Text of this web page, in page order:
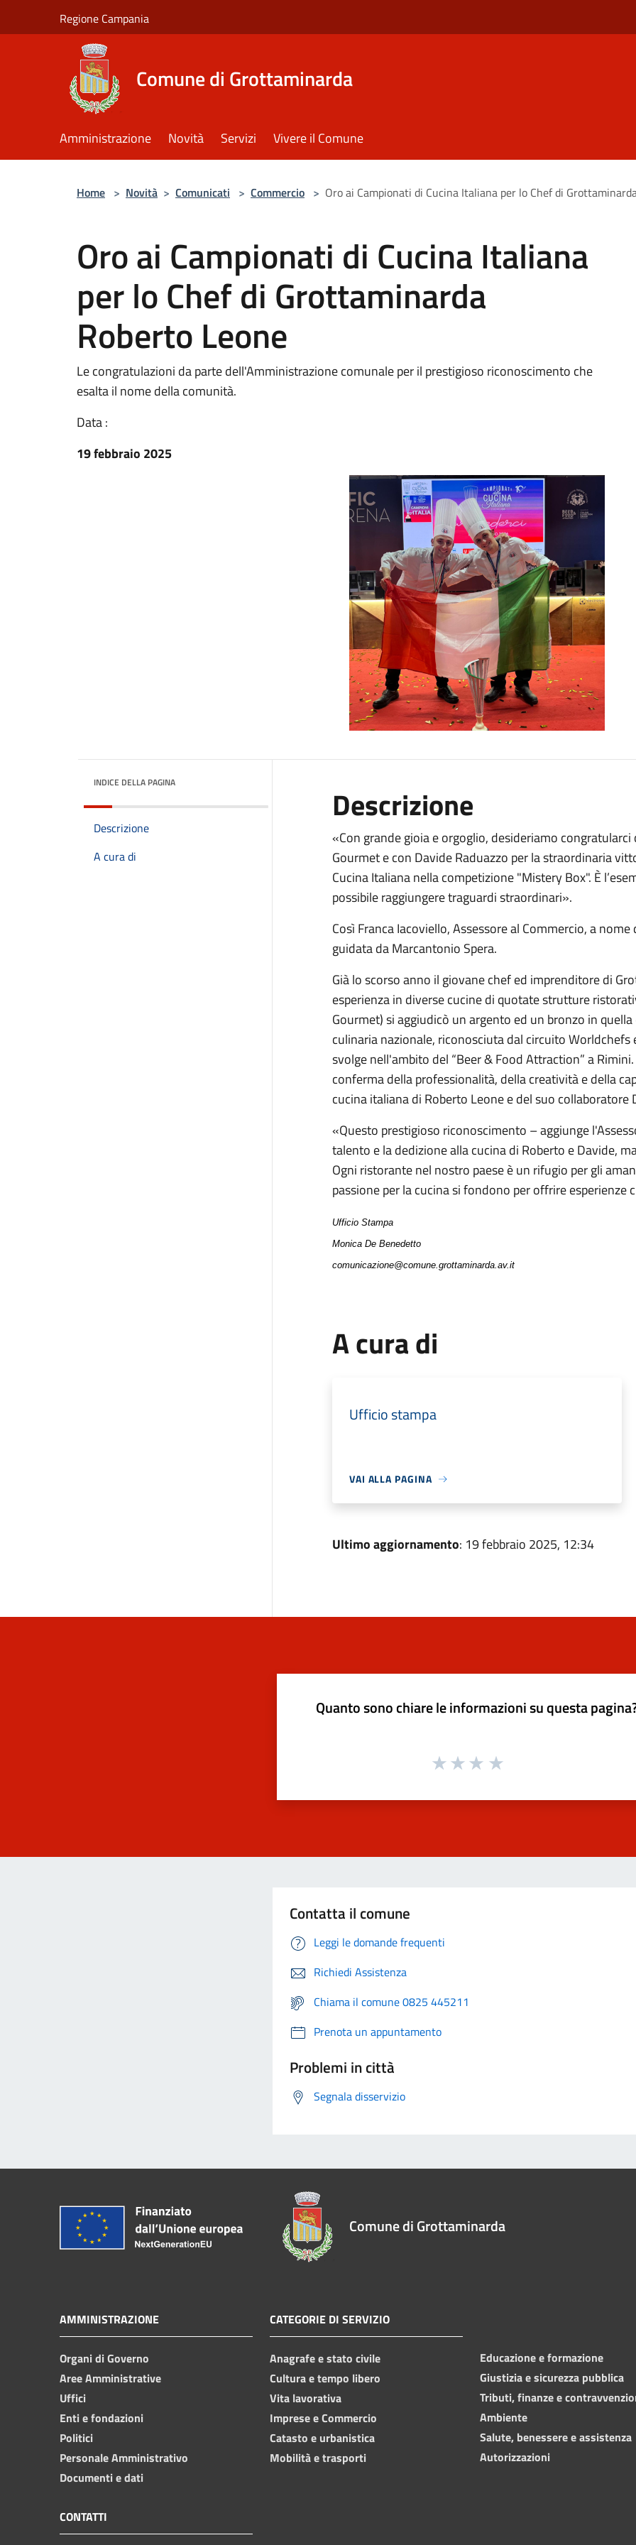
Regione Campania
Comune di Grottaminarda
Amministrazione Novità Servizi Vivere il Comune
Home > Novità > Comunicati > Commercio > Oro ai Campionati di Cucina Italiana per lo Chef di
Oro ai Campionati di Cucina Italiana
per lo Chef di Grottaminarda
Roberto Leone
Le congratulazioni da parte dell'Amministrazione comunale per il prestigioso riconoscimento che
esalta il nome della comunità.
Data :
19 febbraio 2025
INDICE DELLA PAGINA
Descrizione
A cura di
Descrizione
«Con grande gioia e orgoglio, desideriamo
Gourmet e con Davide Raduazzo per la straordinaria
Cucina Italiana nella competizione "Mistery Box". È
possibile raggiungere traguardi straordinari».
Così Franca Iacoviello, Assessore al Commercio, a
guidata da Marcantonio Spera.
Già lo scorso anno il giovane chef ed imprenditore di
esperienza in diverse cucine di quotate strutture
Gourmet) si aggiudicò un argento ed un bronzo in
culinaria nazionale, riconosciuta dal circuito Worldchefs
svolge nell'ambito del “Beer & Food Attraction” a
conferma della professionalità, della creatività e della
cucina italiana di Roberto Leone e del suo collaboratore
«Questo prestigioso riconoscimento – aggiunge
talento e la dedizione alla cucina di Roberto e Davide,
Ogni ristorante nel nostro paese è un rifugio per gli
passione per la cucina si fondono per offrire esperienze
Ufficio Stampa
Monica De Benedetto
comunicazione@comune.grottaminarda.av.it
A cura di
Ufficio stampa
VAI ALLA PAGINA
Ultimo aggiornamento: 19 febbraio 2025, 12:34
Quanto sono chiare le informazioni su questa
Contatta il comune
Leggi le domande frequenti
Richiedi Assistenza
Chiama il comune 0825 445211
Prenota un appuntamento
Problemi in città
Segnala disservizio
Comune di Grottaminarda
AMMINISTRAZIONE
Organi di Governo
Aree Amministrative
Uffici
Enti e fondazioni
Politici
Personale Amministrativo
Documenti e dati
CATEGORIE DI SERVIZIO
Anagrafe e stato civile
Cultura e tempo libero
Vita lavorativa
Imprese e Commercio
Catasto e urbanistica
Mobilità e trasporti
Educazione e formazione
Giustizia e sicurezza pubblica
Tributi, finanze e
Ambiente
Salute, benessere e assistenza
Autorizzazioni
CONTATTI